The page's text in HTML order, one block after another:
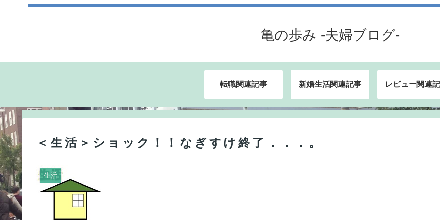
亀の歩み -夫婦ブログ-
転職関連記事 新婚生活関連記事 レビュー関連
＜生活＞ショック！！なぎすけ終了．．．。
生活